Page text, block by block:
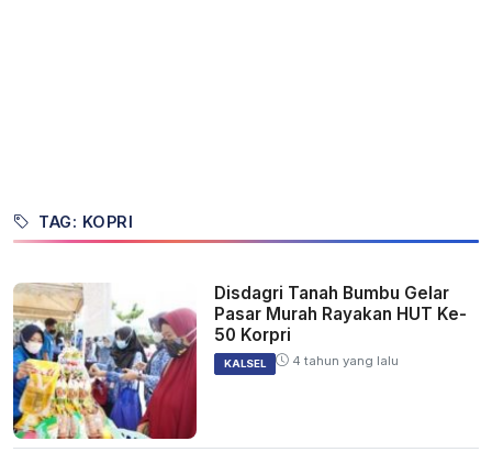
TAG: KOPRI
Disdagri Tanah Bumbu Gelar
Pasar Murah Rayakan HUT Ke-
50 Korpri
KALSEL 4 tahun yang lalu